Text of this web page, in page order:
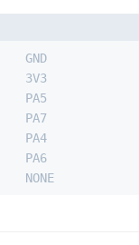
GND	->	GND
VCC	->	3V3
D0	->	PA5
D1	->	PA7
RES	->	PA4
DC	->	PA6
CS	->	NONE